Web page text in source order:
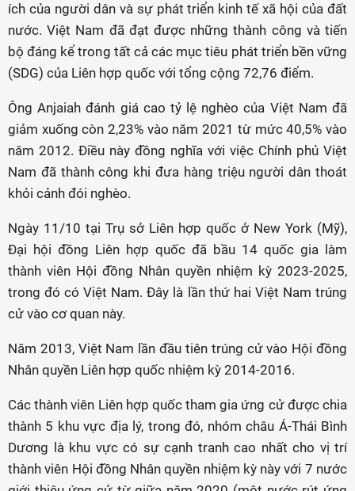
ích của người dân và sự phát triển kinh tế xã hội của đất
nước. Việt Nam đã đạt được những thành công và tiến
bộ đáng kể trong tất cả các mục tiêu phát triển bền vững
(SDG) của Liên hợp quốc với tổng cộng 72,76 điểm.
Ông Anjaiah đánh giá cao tỷ lệ nghèo của Việt Nam đã
giảm xuống còn 2,23% vào năm 2021 từ mức 40,5% vào
năm 2012. Điều này đồng nghĩa với việc Chính phủ Việt
Nam đã thành công khi đưa hàng triệu người dân thoát
khỏi cảnh đói nghèo.
Ngày 11/10 tại Trụ sở Liên hợp quốc ở New York (Mỹ),
Đại hội đồng Liên hợp quốc đã bầu 14 quốc gia làm
thành viên Hội đồng Nhân quyền nhiệm kỳ 2023-2025,
trong đó có Việt Nam. Đây là lần thứ hai Việt Nam trúng
cử vào cơ quan này.
Năm 2013, Việt Nam lần đầu tiên trúng cử vào Hội đồng
Nhân quyền Liên hợp quốc nhiệm kỳ 2014-2016.
Các thành viên Liên hợp quốc tham gia ứng cử được chia
thành 5 khu vực địa lý, trong đó, nhóm châu Á-Thái Bình
Dương là khu vực có sự cạnh tranh cao nhất cho vị trí
thành viên Hội đồng Nhân quyền nhiệm kỳ này với 7 nước